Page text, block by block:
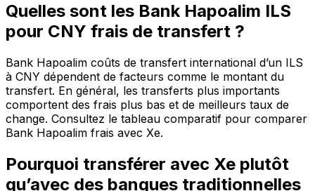
Quelles sont les Bank Hapoalim ILS
pour CNY frais de transfert ?
Bank Hapoalim coûts de transfert international d’un ILS
à CNY dépendent de facteurs comme le montant du
transfert. En général, les transferts plus importants
comportent des frais plus bas et de meilleurs taux de
change. Consultez le tableau comparatif pour comparer
Bank Hapoalim frais avec Xe.
Pourquoi transférer avec Xe plutôt
qu’avec des banques traditionnelles